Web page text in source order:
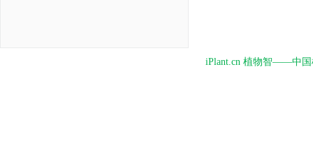
iPlant.cn 植物智——中国